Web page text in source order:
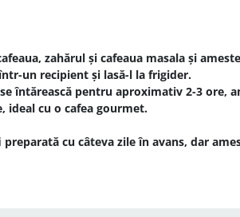
zahărul și cafeaua masala și
un recipient și lasă-l la frigider.
întărească pentru aproximativ 2-3 ore,
ideal cu o cafea gourmet.
cu câteva zile în avans, dar